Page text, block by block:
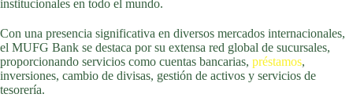
institucionales en todo el mundo.
Con una presencia significativa en diversos mercados internacionales,
el MUFG Bank se destaca por su extensa red global de sucursales,
proporcionando servicios como cuentas bancarias, préstamos,
inversiones, cambio de divisas, gestión de activos y servicios de
tesorería.